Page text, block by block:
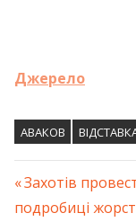
Джерело
АВАКОВ
Навігація
Previous
Post:
Захотів
подробиці